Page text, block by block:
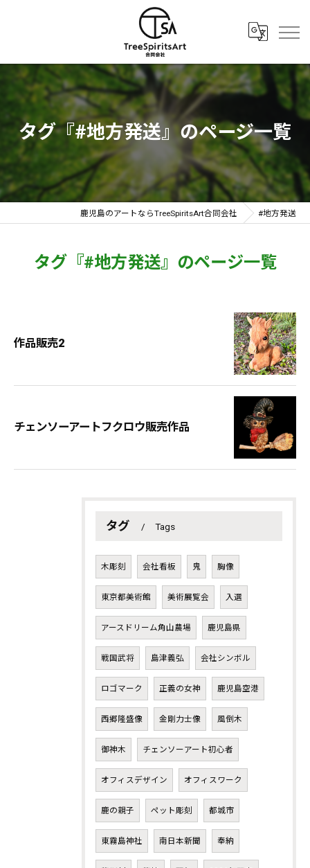
タグ『#地方発送』のページ一覧
鹿児島のアートならTreeSpiritsArt合同会社 #地方発送
タグ『#地方発送』のページ一覧
作品販売2
チェンソーアートフクロウ販売作品
タグ Tags
木彫刻 会社看板 鬼 胸像
東京都美術館 美術展覧会 入選
アースドリーム角山農場 鹿児島県
戦国武将 島津義弘 会社シンボル
ロゴマーク 正義の女神 鹿児島空港
西郷隆盛像 金剛力士像 風倒木
御神木 チェンソーアート初心者
オフィスデザイン オフィスワーク
鹿の親子 ペット彫刻 都城市
東霧島神社 南日本新聞 奉納